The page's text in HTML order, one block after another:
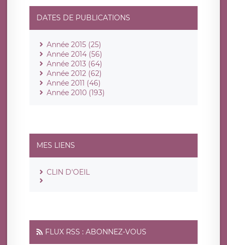
DATES DE PUBLICATIONS
Année 2015 (25)
Année 2014 (56)
Année 2013 (64)
Année 2012 (62)
Année 2011 (46)
Année 2010 (193)
MES LIENS
CLIN D'OEIL
FLUX RSS : ABONNEZ-VOUS